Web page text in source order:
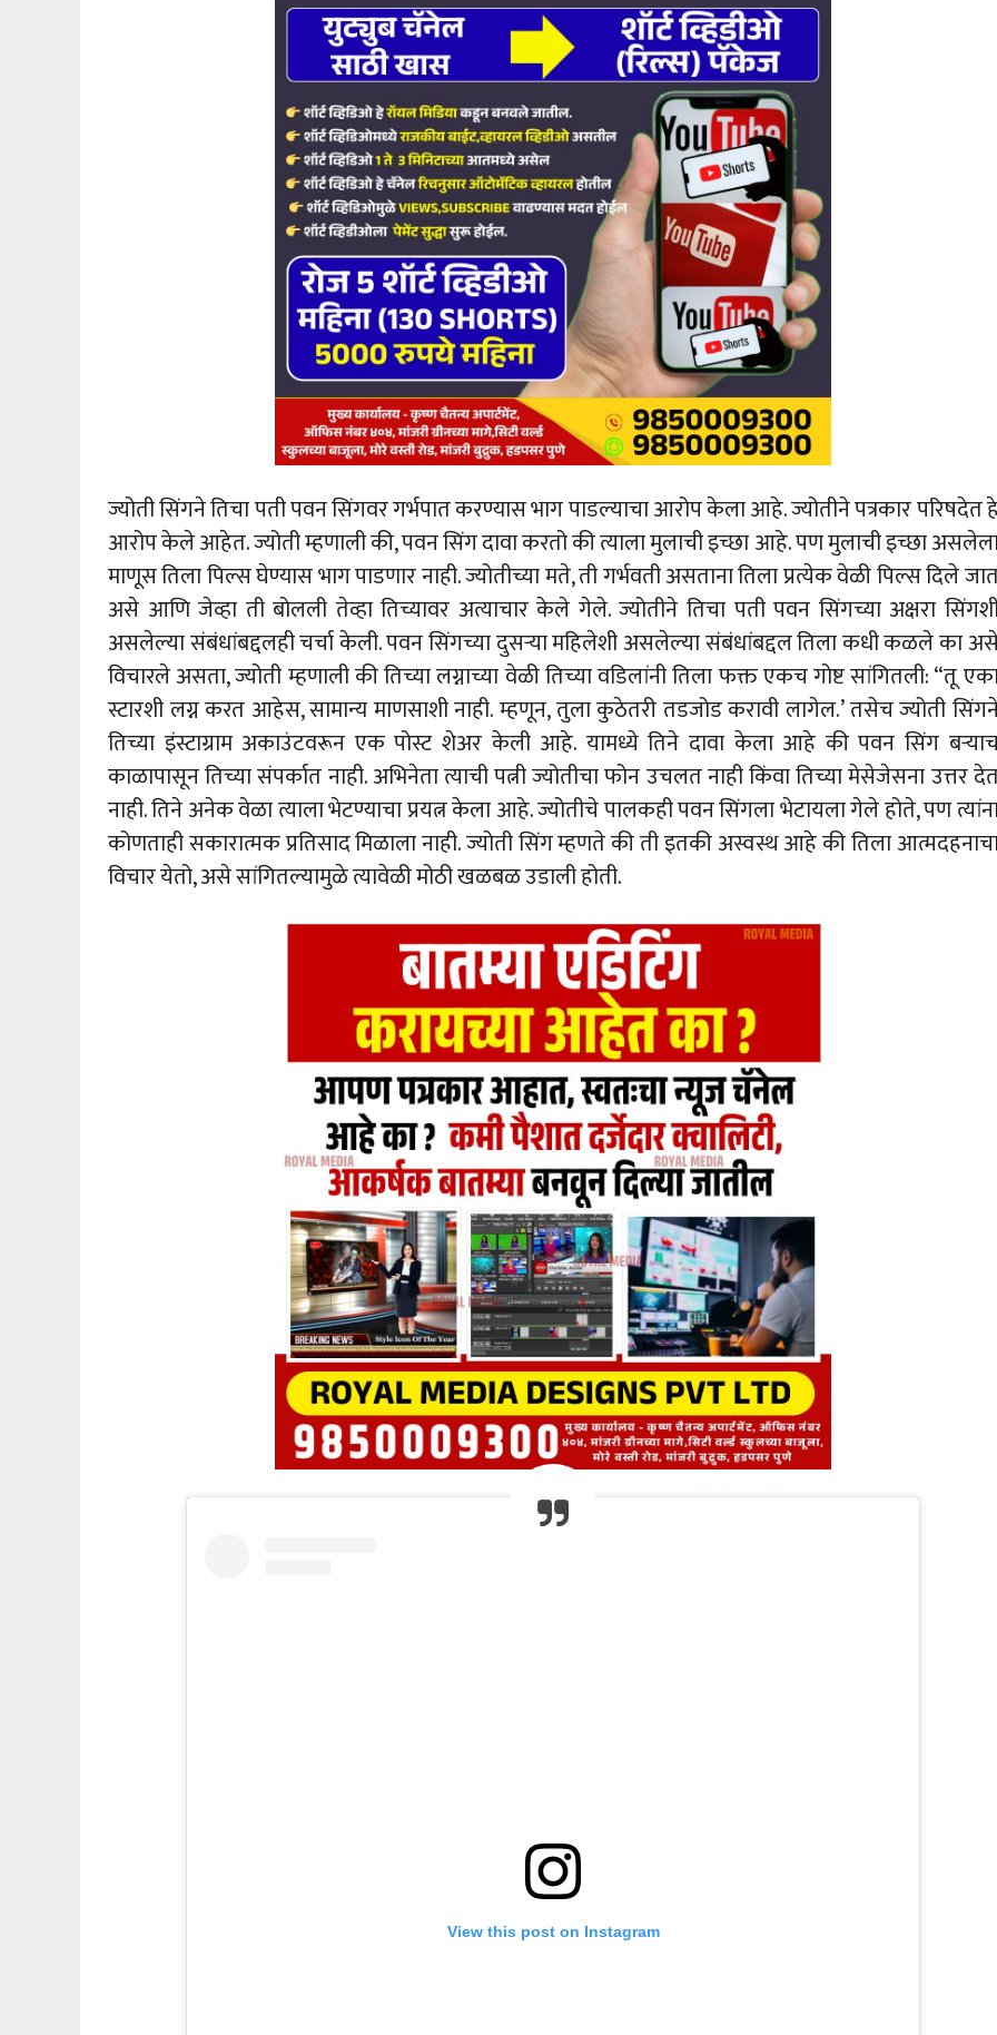
ज्योती सिंगने तिचा पती पवन सिंगवर गर्भपात करण्यास भाग पाडल्याचा आरोप केला आहे. ज्योतीने पत्रकार परिषदेत
आरोप केले आहेत. ज्योती म्हणाली की, पवन सिंग दावा करतो की त्याला मुलाची इच्छा आहे. पण मुलाची इच्छा
माणूस तिला पिल्स घेण्यास भाग पाडणार नाही. ज्योतीच्या मते, ती गर्भवती असताना तिला प्रत्येक वेळी पिल्स दिले
असे आणि जेव्हा ती बोलली तेव्हा तिच्यावर अत्याचार केले गेले. ज्योतीने तिचा पती पवन सिंगच्या अक्षरा
असलेल्या संबंधांबद्दलही चर्चा केली. पवन सिंगच्या दुसऱ्या महिलेशी असलेल्या संबंधांबद्दल तिला कधी कळले का
विचारले असता, ज्योती म्हणाली की तिच्या लग्नाच्या वेळी तिच्या वडिलांनी तिला फक्त एकच गोष्ट सांगितली: “तू
स्टारशी लग्न करत आहेस, सामान्य माणसाशी नाही. म्हणून, तुला कुठेतरी तडजोड करावी लागेल.’ तसेच ज्योती
तिच्या इंस्टाग्राम अकाउंटवरून एक पोस्ट शेअर केली आहे. यामध्ये तिने दावा केला आहे की पवन सिंग
काळापासून तिच्या संपर्कात नाही. अभिनेता त्याची पत्नी ज्योतीचा फोन उचलत नाही किंवा तिच्या मेसेजेसना उत्तर
नाही. तिने अनेक वेळा त्याला भेटण्याचा प्रयत्न केला आहे. ज्योतीचे पालकही पवन सिंगला भेटायला गेले होते, पण
कोणताही सकारात्मक प्रतिसाद मिळाला नाही. ज्योती सिंग म्हणते की ती इतकी अस्वस्थ आहे की तिला
विचार येतो, असे सांगितल्यामुळे त्यावेळी मोठी खळबळ उडाली होती.
View this post on Instagram